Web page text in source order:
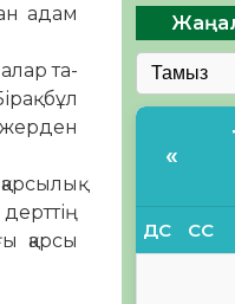
адам
та­
бұл
жерден
қарсы
«
ДС СС